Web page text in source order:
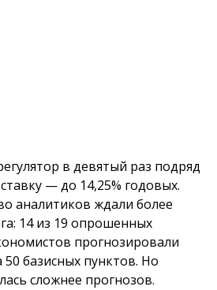
в девятый раз подряд
— до 14,25% годовых.
аналитиков ждали более
14 из 19 опрошенных
прогнозировали
50 базисных пунктов. Но
сложнее прогнозов.